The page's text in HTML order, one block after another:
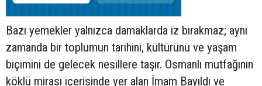
Bazı yemekler yalnızca damaklarda iz bırakmaz; aynı
zamanda bir toplumun tarihini, kültürünü ve yaşam
biçimini de gelecek nesillere taşır. Osmanlı mutfağının
köklü mirası içerisinde yer alan İmam Bayıldı ve